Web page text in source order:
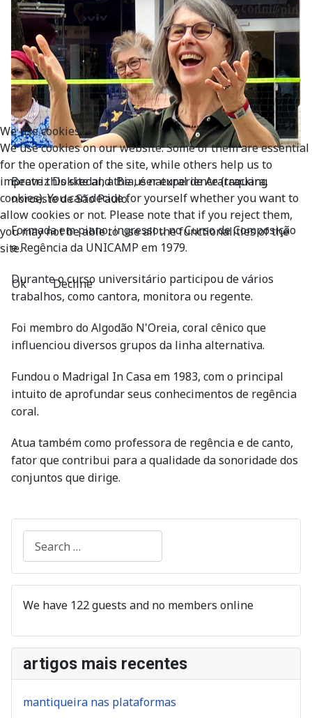
Beatriz Dokkedal, a Bia, é natural de Araraquara,
noroeste de São Paulo.
Formada em piano, ingressou no Curso de Composição
e Regência da UNICAMP em 1979.
Durante o curso universitário participou de vários
trabalhos, como cantora, monitora ou regente.
Foi membro do Algodão N'Oreia, coral cênico que
influenciou diversos grupos da linha alternativa.
Fundou o Madrigal In Casa em 1983, com o principal
intuito de aprofundar seus conhecimentos de regência
coral.
Atua também como professora de regência e de canto,
fator que contribui para a qualidade da sonoridade dos
conjuntos que dirige.
We have 122 guests and no members online
artigos mais recentes
mantiqueira nas plataformas
We use cookies
We use cookies on our website. Some of them are essential
for the operation of the site, while others help us to
improve this site and the user experience (tracking
cookies). You can decide for yourself whether you want to
allow cookies or not. Please note that if you reject them,
you may not be able to use all the functionalities of the
site.
Ok Decline